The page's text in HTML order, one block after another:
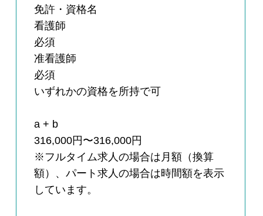
免許・資格名
看護師
必須
准看護師
必須
いずれかの資格を所持で可
a + b
316,000円〜316,000円
※フルタイム求人の場合は月額（換算
額）、パート求人の場合は時間額を表示
しています。